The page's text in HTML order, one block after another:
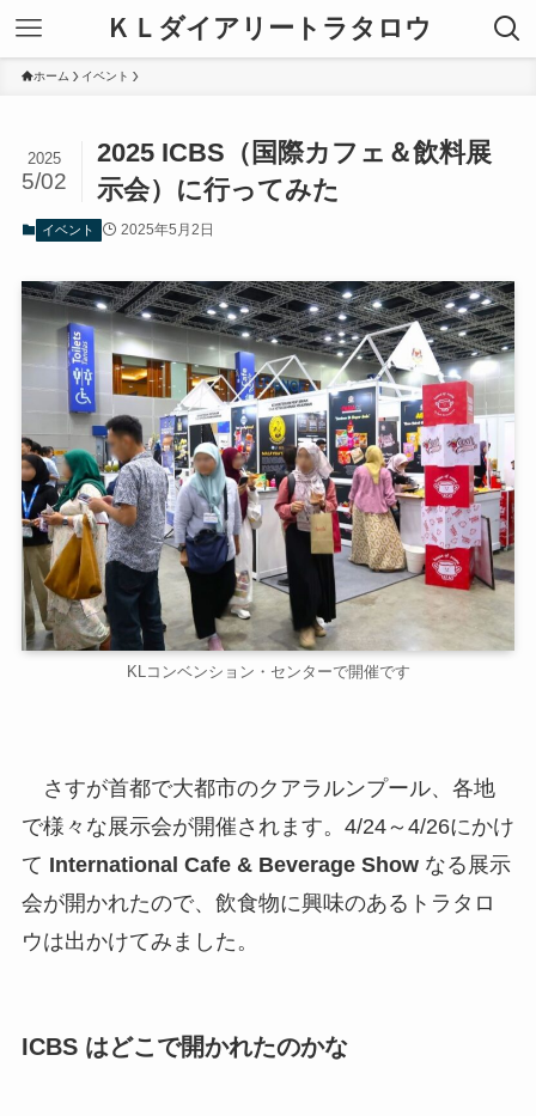
ＫＬダイアリートラタロウ
ホーム イベント
2025 ICBS（国際カフェ＆飲料展
示会）に行ってみた
2025
5/02
イベント 2025年5月2日
KLコンベンション・センターで開催です
さすが首都で大都市のクアラルンプール、各地
で様々な展示会が開催されます。4/24～4/26にかけ
て International Cafe & Beverage Show なる展示
会が開かれたので、飲食物に興味のあるトラタロ
ウは出かけてみました。
ICBS はどこで開かれたのかな